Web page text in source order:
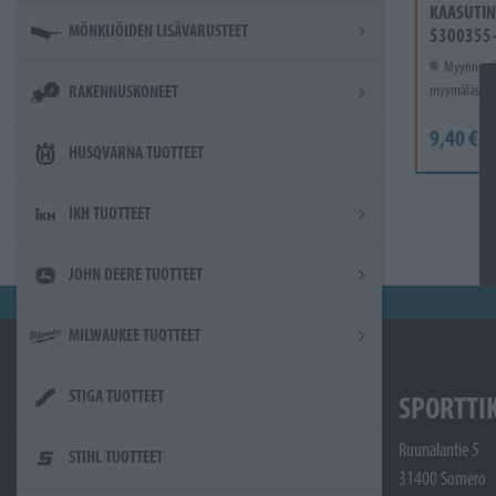
MÖNKIJÖIDEN LISÄVARUSTEET
RAKENNUSKONEET
HUSQVARNA TUOTTEET
IKH TUOTTEET
JOHN DEERE TUOTTEET
MILWAUKEE TUOTTEET
STIGA TUOTTEET
STIHL TUOTTEET
KAASUTIN
myymälässä.
9,40 €
Ruunalantie 5
31400 Somero